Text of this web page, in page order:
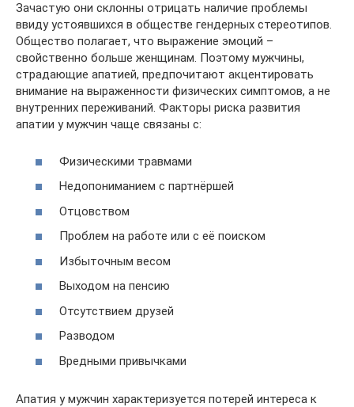
Зачастую они склонны отрицать наличие проблемы
ввиду устоявшихся в обществе гендерных стереотипов.
Общество полагает, что выражение эмоций –
свойственно больше женщинам. Поэтому мужчины,
страдающие апатией, предпочитают акцентировать
внимание на выраженности физических симптомов, а не
внутренних переживаний. Факторы риска развития
апатии у мужчин чаще связаны с:
Физическими травмами
Недопониманием с партнёршей
Отцовством
Проблем на работе или с её поиском
Избыточным весом
Выходом на пенсию
Отсутствием друзей
Разводом
Вредными привычками
Апатия у мужчин характеризуется потерей интереса к